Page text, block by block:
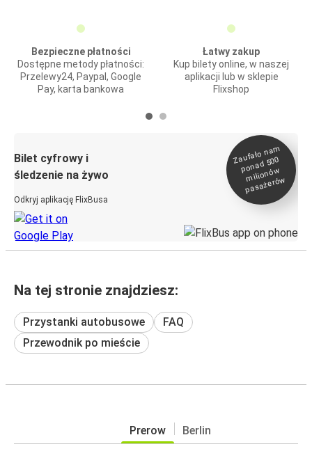
Bezpieczne płatności
Dostępne metody płatności:
Przelewy24, Paypal, Google
Pay, karta bankowa
Łatwy zakup
Kup bilety online, w naszej
aplikacji lub w sklepie
Flixshop
Bilet cyfrowy i
śledzenie na żywo
Odkryj aplikację FlixBusa
Zaufało na
m
ponad 500
milionó
w
pasażeró
w
Na tej stronie znajdziesz:
Przystanki autobusowe
FAQ
Przewodnik po mieście
Prerow Berlin